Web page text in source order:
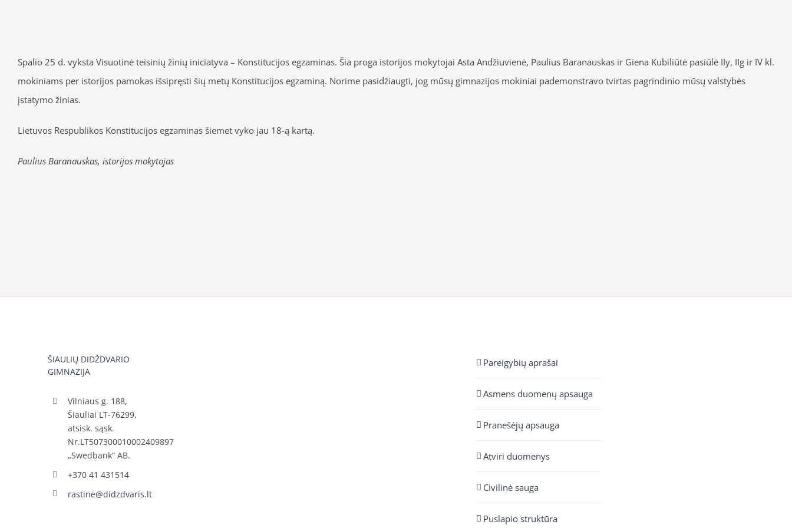
Spalio 25 d. vyksta Visuotinė teisinių žinių iniciatyva – Konstitucijos egzaminas. Šia proga istorijos mokytojai Asta Andžiuvienė, Paulius Baranauskas ir Giena Kubiliūtė pasiūlė IIy, IIg ir IV kl.
mokiniams per istorijos pamokas išsipręsti šių metų Konstitucijos egzaminą. Norime pasidžiaugti, jog mūsų gimnazijos mokiniai pademonstravo tvirtas pagrindinio mūsų valstybės
įstatymo žinias.
Lietuvos Respublikos Konstitucijos egzaminas šiemet vyko jau 18-ą kartą.
Paulius Baranauskas, istorijos mokytojas
ŠIAULIŲ DIDŽDVARIO
GIMNAZIJA
Vilniaus g. 188,
Šiauliai LT-76299,
atsisk. sąsk.
Nr.LT507300010002409897
„Swedbank“ AB.
+370 41 431514
rastine@didzdvaris.lt
Pareigybių aprašai
Asmens duomenų apsauga
Pranešėjų apsauga
Atviri duomenys
Civilinė sauga
Puslapio struktūra